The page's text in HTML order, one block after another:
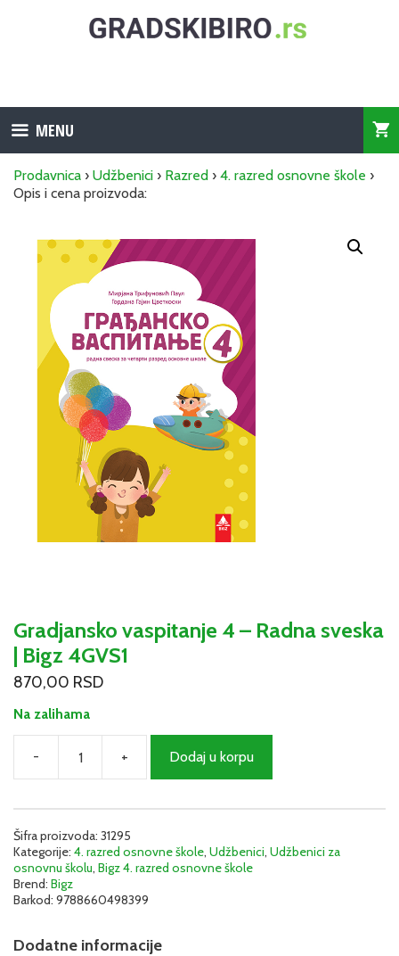
MENU
Prodavnica › Udžbenici › Razred › 4. razred osnovne škole ›
Opis i cena proizvoda:
Gradjansko vaspitanje 4 – Radna sveska
| Bigz 4GVS1
870,00 RSD
Na zalihama
-
Gradjansko
vaspitanje
sveska
|
4GVS1
+ Dodaj u korpu
Šifra proizvoda: 31295
Kategorije: 4. razred osnovne škole, Udžbenici, Udžbenici za
osnovnu školu, Bigz 4. razred osnovne škole
Brend: Bigz
Barkod: 9788660498399
Dodatne informacije